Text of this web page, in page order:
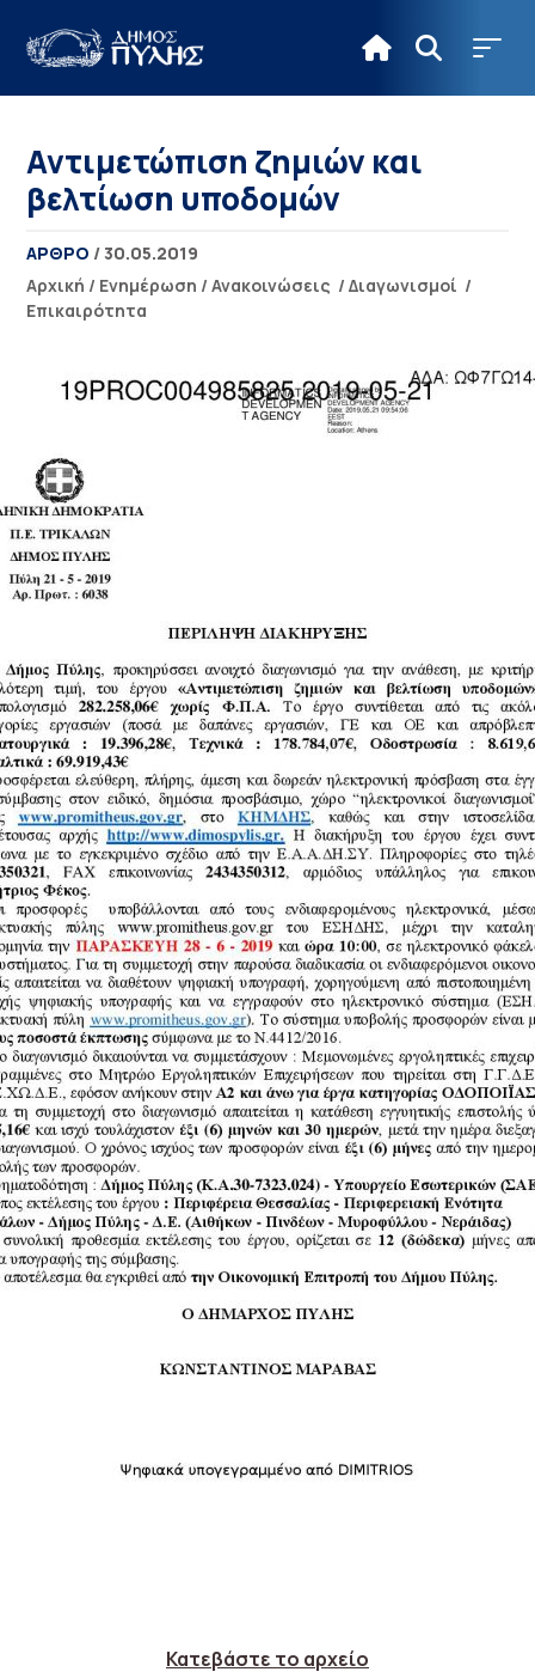
Αντιμετώπιση ζημιών και
βελτίωση υποδομών
ΑΡΘΡΟ / 30.05.2019
Αρχική / Ενημέρωση /Ανακοινώσεις /Διαγωνισμοί /
Επικαιρότητα
Κατεβάστε το αρχείο